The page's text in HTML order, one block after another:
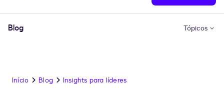
Blog Tópicos
Início Blog Insights para líderes